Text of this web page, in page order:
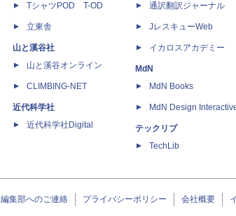
TシャツPOD T-OD
立東舎
山と溪谷社
山と溪谷オンライン
CLIMBING-NET
近代科学社
近代科学社Digital
通訳翻訳ジャーナル
JレスキューWeb
イカロスアカデミー
MdN
MdN Books
MdN Design
テックリブ
TechLib
編集部へのご連絡 プライバシーポリシー 会社概要